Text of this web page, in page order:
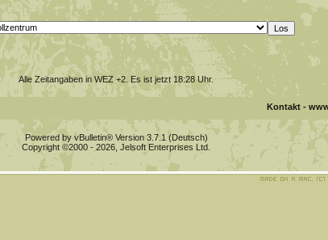
Alle Zeitangaben in WEZ +2. Es ist jetzt18:28Uhr.
Kontakt-
Powered by vBulletin® Version 3.7.1 (Deutsch)
Copyright ©2000 - 2026, Jelsoft Enterprises Ltd.